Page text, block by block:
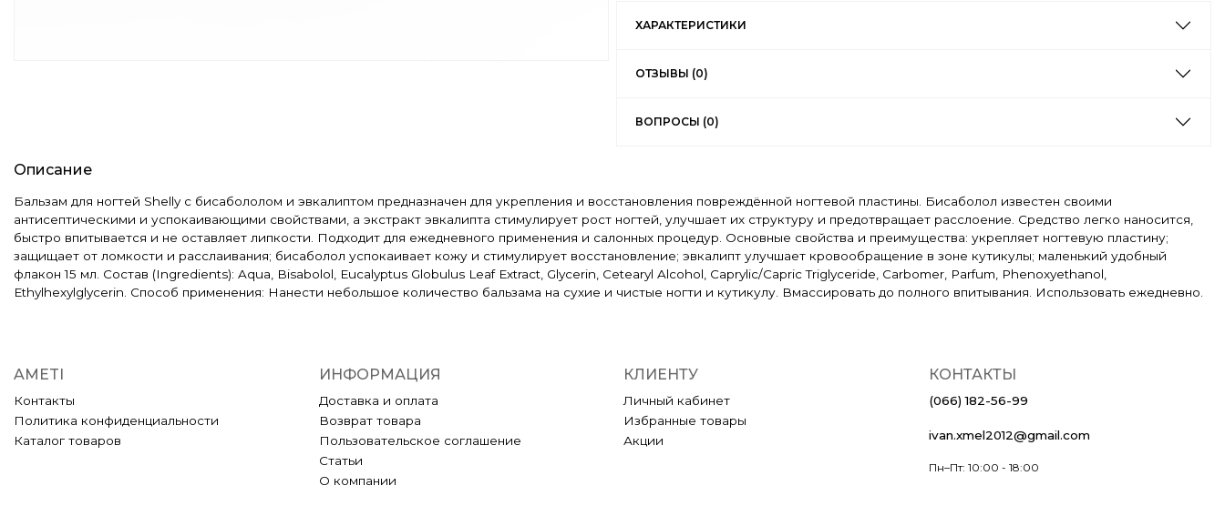
ХАРАКТЕРИСТИКИ
ОТЗЫВЫ (0)
ВОПРОСЫ (0)
Описание
Бальзам для ногтей Shelly с бисабололом и эвкалиптом предназначен для укрепления и восстановления повреждённой ногтевой пластины. Бисаболол известен своими
антисептическими и успокаивающими свойствами, а экстракт эвкалипта стимулирует рост ногтей, улучшает их структуру и предотвращает расслоение. Средство легко наносится,
быстро впитывается и не оставляет липкости. Подходит для ежедневного применения и салонных процедур. Основные свойства и преимущества: укрепляет ногтевую пластину;
защищает от ломкости и расслаивания; бисаболол успокаивает кожу и стимулирует восстановление; эвкалипт улучшает кровообращение в зоне кутикулы; маленький удобный
флакон 15 мл. Состав (Ingredients): Aqua, Bisabolol, Eucalyptus Globulus Leaf Extract, Glycerin, Cetearyl Alcohol, Caprylic/Capric Triglyceride, Carbomer, Parfum, Phenoxyethanol,
Ethylhexylglycerin. Способ применения: Нанести небольшое количество бальзама на сухие и чистые ногти и кутикулу. Вмассировать до полного впитывания. Использовать ежедневно.
AMETI
Контакты
Политика конфиденциальности
Каталог товаров
ИНФОРМАЦИЯ
Доставка и оплата
Возврат товара
Пользовательское соглашение
Статьи
О компании
КЛИЕНТУ
Личный кабинет
Избранные товары
Акции
КОНТАКТЫ
(066) 182-56-99
ivan.xmel2012@gmail.com
Пн–Пт: 10:00 - 18:00